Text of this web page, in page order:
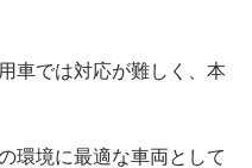
車では対応が難しく、本
環境に最適な車両として